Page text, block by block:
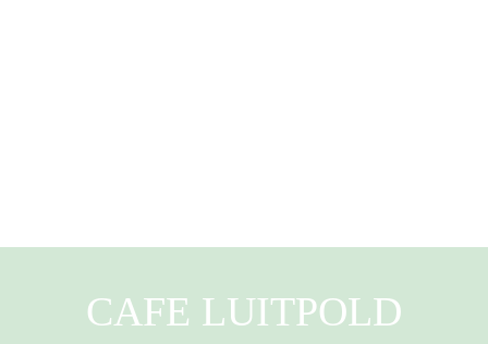
CAFE LUITPOLD